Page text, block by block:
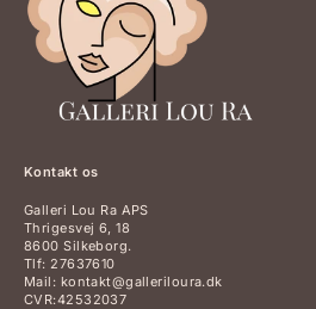
Kontakt os
Galleri Lou Ra APS
Thrigesvej 6, 18
8600 Silkeborg.
Tlf: 27637610
Mail: kontakt@galleriloura.dk
CVR:42532037